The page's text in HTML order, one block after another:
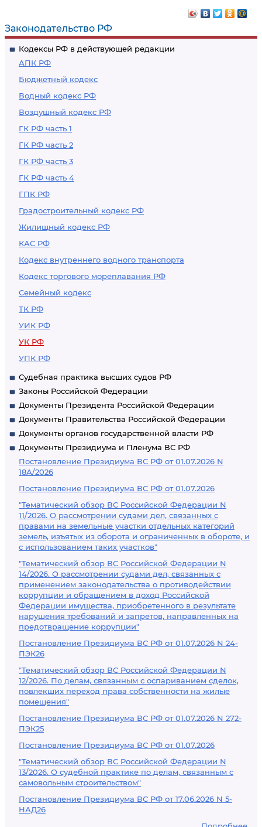
Законодательство РФ
Кодексы РФ в действующей редакции
АПК РФ
Бюджетный кодекс
Водный кодекс РФ
Воздушный кодекс РФ
ГК РФ часть 1
ГК РФ часть 2
ГК РФ часть 3
ГК РФ часть 4
ГПК РФ
Градостроительный кодекс РФ
Жилищный кодекс РФ
КАС РФ
Кодекс внутреннего водного транспорта
Кодекс торгового мореплавания РФ
Семейный кодекс
ТК РФ
УИК РФ
УК РФ
УПК РФ
Судебная практика высших судов РФ
Законы Российской Федерации
Документы Президента Российской Федерации
Документы Правительства Российской Федерации
Документы органов государственной власти РФ
Документы Президиума и Пленума ВС РФ
Постановление Президиума ВС РФ от 01.07.2026 N
18А/2026
Постановление Президиума ВС РФ от 01.07.2026
"Тематический обзор ВС Российской Федерации N
11/2026. О рассмотрении судами дел, связанных с
правами на земельные участки отдельных категорий
земель, изъятых из оборота и ограниченных в обороте, и
с использованием таких участков"
"Тематический обзор ВС Российской Федерации N
14/2026. О рассмотрении судами дел, связанных с
применением законодательства о противодействии
коррупции и обращением в доход Российской
Федерации имущества, приобретенного в результате
нарушения требований и запретов, направленных на
предотвращение коррупции"
Постановление Президиума ВС РФ от 01.07.2026 N 24-
ПЭК26
"Тематический обзор ВС Российской Федерации N
12/2026. По делам, связанным с оспариванием сделок,
повлекших переход права собственности на жилые
помещения"
Постановление Президиума ВС РФ от 01.07.2026 N 272-
ПЭК25
Постановление Президиума ВС РФ от 01.07.2026
"Тематический обзор ВС Российской Федерации N
13/2026. О судебной практике по делам, связанным с
самовольным строительством"
Постановление Президиума ВС РФ от 17.06.2026 N 5-
НАД26
против безопасности
государства
деятельности